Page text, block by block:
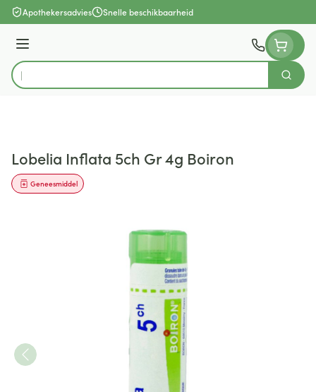
Ga naar de inhoud
Apothekersadvies Snelle beschikbaarheid
Menu
Product, merk, categorie...
Zoek
Lobelia Inflata 5ch Gr 4g Boiron
Geneesmiddel